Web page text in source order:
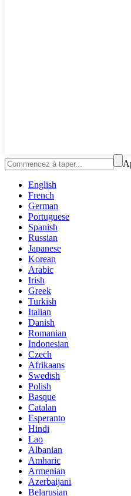
English
French
German
Portuguese
Spanish
Russian
Japanese
Korean
Arabic
Irish
Greek
Turkish
Italian
Danish
Romanian
Indonesian
Czech
Afrikaans
Swedish
Polish
Basque
Catalan
Esperanto
Hindi
Lao
Albanian
Amharic
Armenian
Azerbaijani
Belarusian